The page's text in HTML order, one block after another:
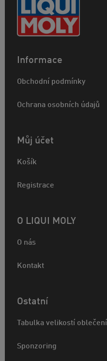
Informace
Obchodní podmínky
Ochrana osobních údajů
Můj účet
Košík
Registrace
O LIQUI MOLY
O nás
Kontakt
Ostatní
Tabulka velikostí oblečení
Sponzoring